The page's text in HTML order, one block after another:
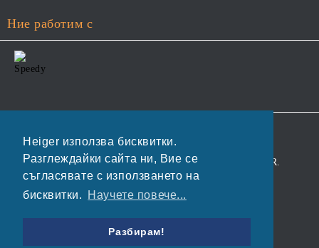
Heiger използва бисквитки.
Разглеждайки сайта ни, Вие се
съгласявате с използването на
бисквитки.
Научете повече...
Разбирам!
Ние работим с
Нашият онлайн магазин е 100% съобразен с GDPR.
Моите лични данни